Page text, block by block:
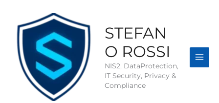
contenuto
STEFAN
O ROSSI
NIS2, DataProtection,
IT Security, Privacy &
Compliance